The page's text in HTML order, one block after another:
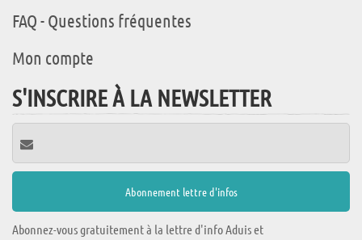
FAQ - Questions fréquentes
Mon compte
S'INSCRIRE À LA NEWSLETTER
Abonnez-vous gratuitement à la lettre d'info Aduis et